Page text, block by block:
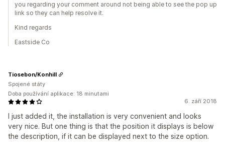
you regarding your comment around not being able to see the pop up
link so they can help resolve it.
Kind regards
Eastside Co
6. září 2018
I just added it, the installation is very convenient and looks
very nice. But one thing is that the position it displays is below
the description, if it can be displayed next to the size option.
Tiosebon/Konhill
Spojené státy
Doba používání aplikace: 18 minutami